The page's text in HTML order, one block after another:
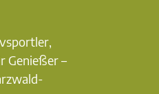
Genießer –